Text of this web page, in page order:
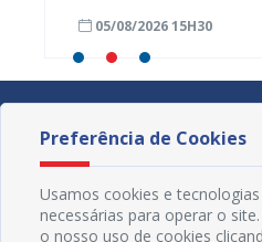
05/08/2026 15H30
Preferência de Cookies
Usamos cookies e
necessárias para operar o
o nosso uso de cookies